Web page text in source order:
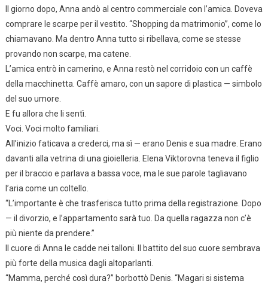
Il giorno dopo, Anna andò al centro commerciale con l’amica. Doveva
comprare le scarpe per il vestito. “Shopping da matrimonio”, come lo
chiamavano. Ma dentro Anna tutto si ribellava, come se stesse
provando non scarpe, ma catene.
L’amica entrò in camerino, e Anna restò nel corridoio con un caffè
della macchinetta. Caffè amaro, con un sapore di plastica — simbolo
del suo umore.
E fu allora che li sentì.
Voci. Voci molto familiari.
All’inizio faticava a crederci, ma sì — erano Denis e sua madre. Erano
davanti alla vetrina di una gioielleria. Elena Viktorovna teneva il figlio
per il braccio e parlava a bassa voce, ma le sue parole tagliavano
l’aria come un coltello.
“L’importante è che trasferisca tutto prima della registrazione. Dopo
— il divorzio, e l’appartamento sarà tuo. Da quella ragazza non c’è
più niente da prendere.”
Il cuore di Anna le cadde nei talloni. Il battito del suo cuore sembrava
più forte della musica dagli altoparlanti.
“Mamma, perché così dura?” borbottò Denis. “Magari si sistema